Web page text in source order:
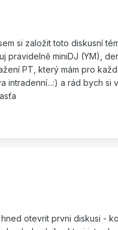
si založit toto diskusní
pravidelně miniDJ (YM),
PT, který mám pro
a rád bych si
otevrit prvni diskusi -